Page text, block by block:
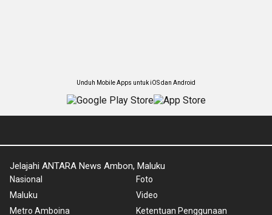
Unduh Mobile Apps untuk iOS dan Android
Jelajahi ANTARA News Ambon, Maluku
Nasional
Maluku
Metro Amboina
Foto
Video
Ketentuan Penggunaan